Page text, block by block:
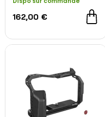
162,00 €